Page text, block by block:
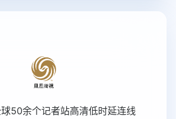
50余个记者站高清低时延连线